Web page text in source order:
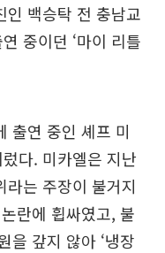
인 백승탁 전 충남교
중이던 ‘마이 리틀
출연 중인 셰프 미
다. 미카엘은 지난
는 주장이 불거지
란에 휩싸였고, 불
을 갚지 않아 ‘냉장